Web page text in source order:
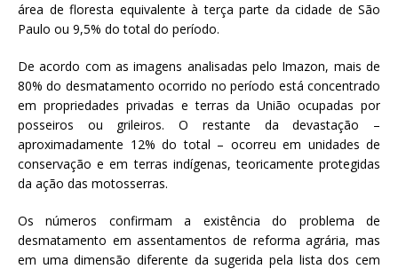
área de floresta equivalente à terça parte da cidade de São
Paulo ou 9,5% do total do período.
De acordo com as imagens analisadas pelo Imazon, mais de
80% do desmatamento ocorrido no período está concentrado
em propriedades privadas e terras da União ocupadas por
posseiros ou grileiros. O restante da devastação –
aproximadamente 12% do total – ocorreu em unidades de
conservação e em terras indígenas, teoricamente protegidas
da ação das motosserras.
Os números confirmam a existência do problema de
desmatamento em assentamentos de reforma agrária, mas
em uma dimensão diferente da sugerida pela lista dos cem